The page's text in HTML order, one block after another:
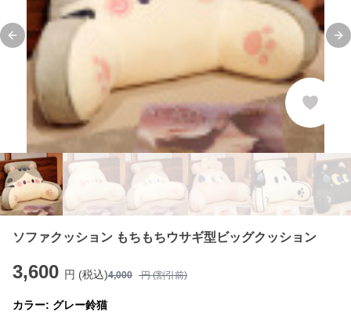
Previous slide
ソファクッション もちもちウサギ型ビッグクッション
3,600 円 (税込)4,000 円 (割引前)
カラー: グレー鈴猫